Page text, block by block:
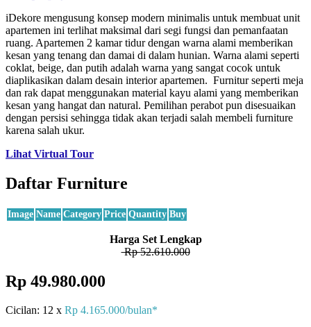
iDekore mengusung konsep modern minimalis untuk membuat unit
apartemen ini terlihat maksimal dari segi fungsi dan pemanfaatan
ruang. Apartemen 2 kamar tidur dengan warna alami memberikan
kesan yang tenang dan damai di dalam hunian. Warna alami seperti
coklat, beige, dan putih adalah warna yang sangat cocok untuk
diaplikasikan dalam desain interior apartemen. Furnitur seperti meja
dan rak dapat menggunakan material kayu alami yang memberikan
kesan yang hangat dan natural. Pemilihan perabot pun disesuaikan
dengan persisi sehingga tidak akan terjadi salah membeli furniture
karena salah ukur.
Lihat Virtual Tour
Daftar Furniture
Image Name Category Price Quantity Buy
Harga Set Lengkap
Rp 52.610.000
Rp 49.980.000
Cicilan: 12 x Rp 4.165.000/bulan*